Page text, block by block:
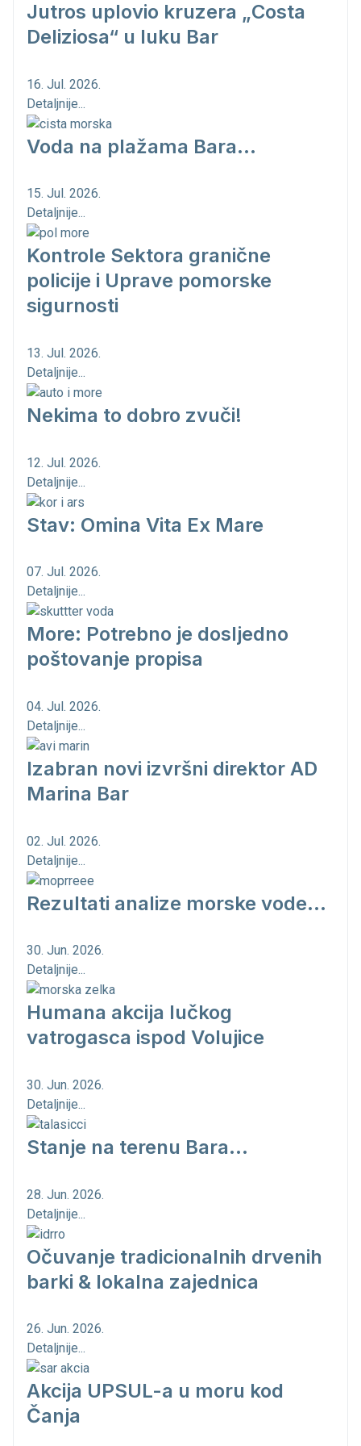
Jutros uplovio kruzera „Costa
Deliziosa“ u luku Bar
16. Jul. 2026.
Detaljnije...
Voda na plažama Bara...
15. Jul. 2026.
Detaljnije...
Kontrole Sektora granične
policije i Uprave pomorske
sigurnosti
13. Jul. 2026.
Detaljnije...
Nekima to dobro zvuči!
12. Jul. 2026.
Detaljnije...
Stav: Omina Vita Ex Mare
07. Jul. 2026.
Detaljnije...
More: Potrebno je dosljedno
poštovanje propisa
04. Jul. 2026.
Detaljnije...
Izabran novi izvršni direktor AD
Marina Bar
02. Jul. 2026.
Detaljnije...
Rezultati analize morske vode...
30. Jun. 2026.
Detaljnije...
Humana akcija lučkog
vatrogasca ispod Volujice
30. Jun. 2026.
Detaljnije...
Stanje na terenu Bara...
28. Jun. 2026.
Detaljnije...
Očuvanje tradicionalnih drvenih
barki & lokalna zajednica
26. Jun. 2026.
Detaljnije...
Akcija UPSUL-a u moru kod
Čanja